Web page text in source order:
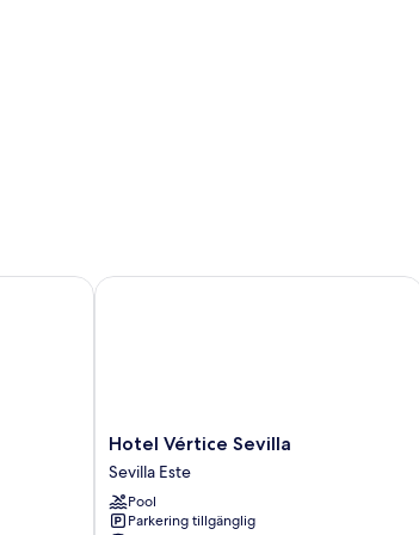
Hotel
Vértice
Sevilla
Sevilla
Este
Hotel Vértice Sevilla
Sevilla Este
Pool
Parkering tillgänglig
Hotel Vértice Sevilla